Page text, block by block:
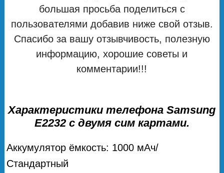
большая просьба поделиться с
пользователями добавив ниже свой отзыв.
Спасибо за вашу отзывчивость, полезную
информацию, хорошие советы и
комментарии!!!
Характеристики телефона Samsung
E2232 с двумя сим картами.
Аккумулятор ёмкость: 1000 мАч/
Стандартный